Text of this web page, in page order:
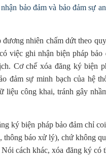
bảo đảm và bảo đảm sự
nhiên chấm dứt theo
việc ghi nhận biện pháp bảo
Cơ chế xóa đăng ký biện
đảm sự minh bạch của hệ
liệu công khai, tránh gây
ký biện pháp bảo đảm chỉ
thông báo xử lý), chứ không
cách khác, xóa đăng ký có